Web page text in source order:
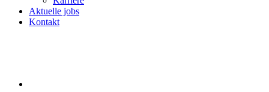
Aktuelle jobs
Kontakt